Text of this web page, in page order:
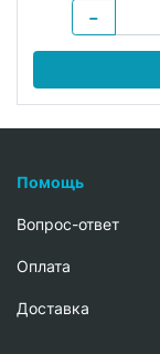
−
Помощь
Вопрос-ответ
Oплата
Доставка